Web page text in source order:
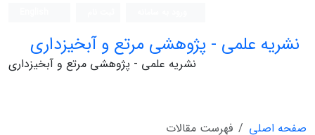
نشریه علمی - پژوهشی مرتع و آبخیزداری
نشریه علمی - پژوهشی مرتع و آبخیزداری
صفحه اصلی
فهرست مقالات